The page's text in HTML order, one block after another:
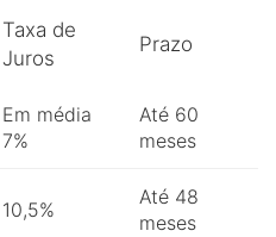
Taxa de
Juros
Prazo
Em média
7%
Até 60
meses
10,5%
Até 48
meses